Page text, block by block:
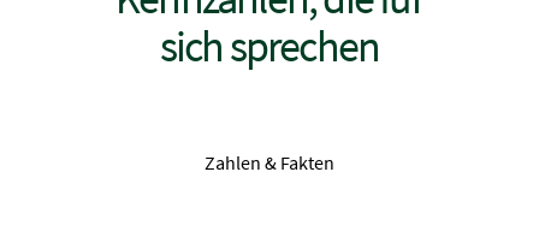
sich sprechen
Zahlen & Fakten